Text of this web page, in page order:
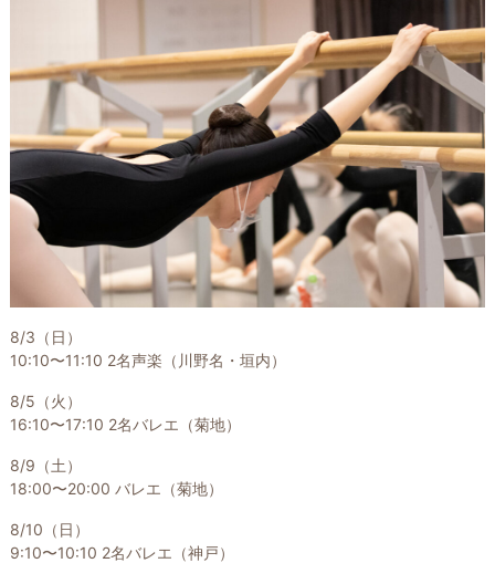
8/3（日）
10:10〜11:10 2名声楽（川野名・垣内）
8/5（火）
16:10〜17:10 2名バレエ（菊地）
8/9（土）
18:00〜20:00 バレエ（菊地）
8/10（日）
9:10〜10:10 2名バレエ（神戸）